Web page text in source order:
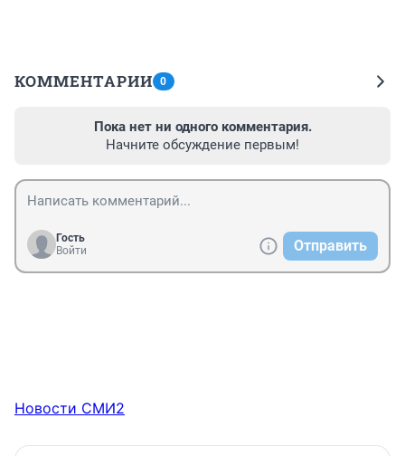
КОММЕНТАРИИ 0
Пока нет ни одного комментария.
Начните обсуждение первым!
Гость
Войти
Отправить
Новости СМИ2